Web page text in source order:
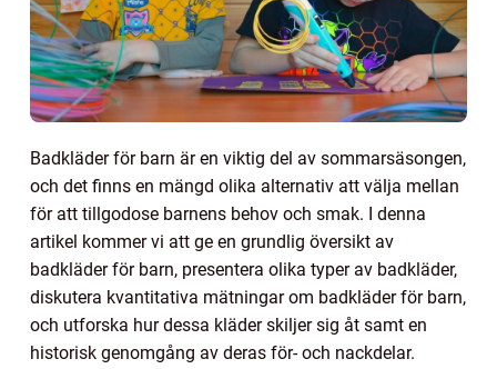
Badkläder för barn är en viktig del av sommarsäsongen,
och det finns en mängd olika alternativ att välja mellan
för att tillgodose barnens behov och smak. I denna
artikel kommer vi att ge en grundlig översikt av
badkläder för barn, presentera olika typer av badkläder,
diskutera kvantitativa mätningar om badkläder för barn,
och utforska hur dessa kläder skiljer sig åt samt en
historisk genomgång av deras för- och nackdelar.